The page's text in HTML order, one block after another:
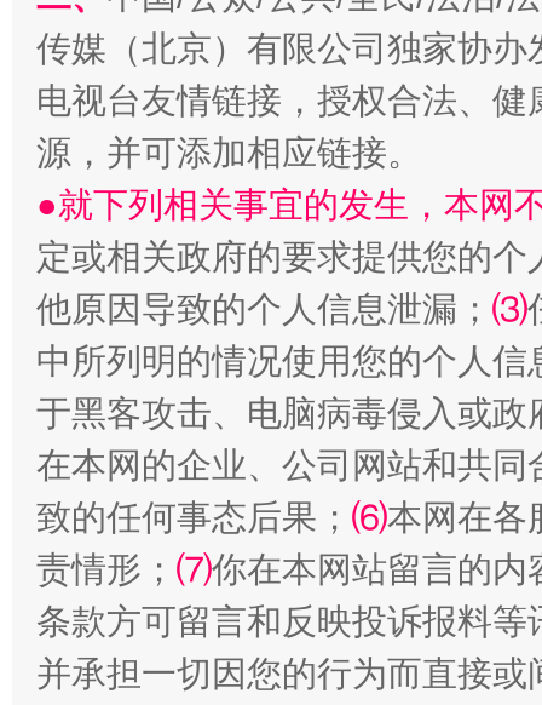
受贿1.44亿！段成刚被判无期 从幼
全民健身五年计划来了！等你上场
传媒（北京）有限公司独家协
电视台友情链接，授权合法、
源，并可添加相应链接。
●就下列相关事宜的发生，本网
定或相关政府的要求提供您的个
他原因导致的个人信息泄漏； ⑶
中所列明的情况使用您的个人
于黑客攻击、电脑病毒侵入或
在本网的企业、公司网站和共
致的任何事态后果； ⑹本网在各
责情形； ⑺你在本网站留言的内
条款方可留言和反映投诉报料
并承担一切因您的行为而直接